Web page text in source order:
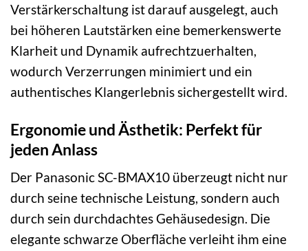
Verstärkerschaltung ist darauf ausgelegt, auch
bei höheren Lautstärken eine bemerkenswerte
Klarheit und Dynamik aufrechtzuerhalten,
wodurch Verzerrungen minimiert und ein
authentisches Klangerlebnis sichergestellt wird.
Ergonomie und Ästhetik: Perfekt für
jeden Anlass
Der Panasonic SC-BMAX10 überzeugt nicht nur
durch seine technische Leistung, sondern auch
durch sein durchdachtes Gehäusedesign. Die
elegante schwarze Oberfläche verleiht ihm eine